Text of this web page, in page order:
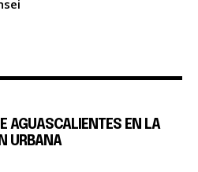
AGUASCALIENTES EN LA
URBANA